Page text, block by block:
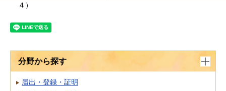
４）
分野から探す
届出・登録・証明